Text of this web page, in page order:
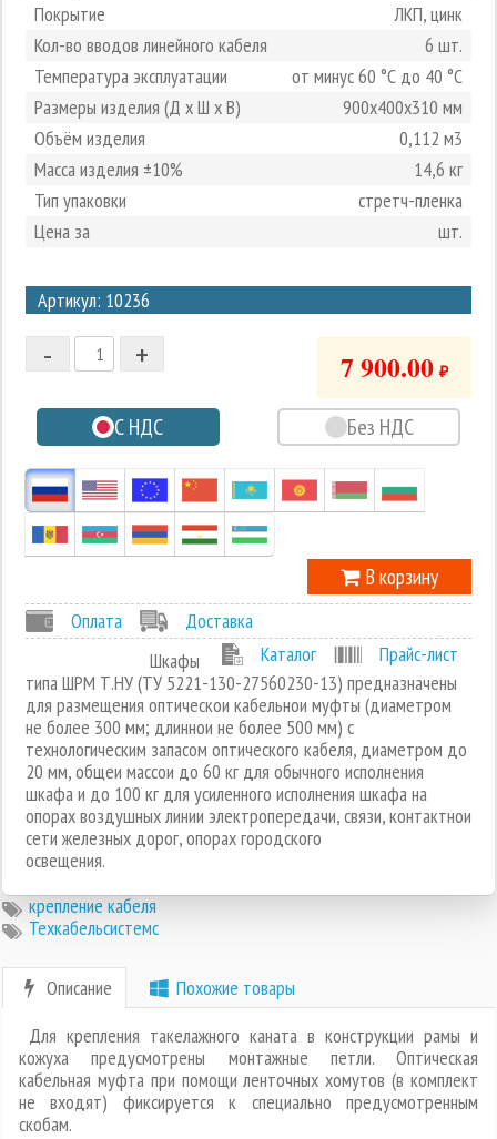
Покрытие
ЛКП, цинк
Кол-во вводов линейного кабеля
6 шт.
Температура эксплуатации
от минус 60 °С до 40 °С
Размеры изделия (Д х Ш х В)
900х400х310 мм
Объём изделия
0,112 м3
Масса изделия ±10%
14,6 кг
Тип упаковки
стретч-пленка
Цена за
шт.
Артикул: 10236
2
1
-1
+
- 7 900.00 ₽
С НДС Без НДС
В корзину
Оплата
Доставка
Каталог
Прайс-лист
Шкафы
типа ШРМ Т.НУ (ТУ 5221-130-27560230-13) предназначены
для размещения оптическои кабельнои муфты (диаметром
не более 300 мм; длиннои не более 500 мм) с
технологическим запасом оптического кабеля, диаметром до
20 мм, общеи массои до 60 кг для обычного исполнения
шкафа и до 100 кг для усиленного исполнения шкафа на
опорах воздушных линии электропередачи, связи, контактнои
сети железных дорог, опорах городского
освещения.
крепление кабеля
Техкабельсистемс
Описание
Похожие товары
Для крепления такелажного каната в конструкции рамы и
кожуха предусмотрены монтажные петли. Оптическая
кабельная муфта при помощи ленточных хомутов (в комплект
не входят) фиксируется к специально предусмотренным
скобам.